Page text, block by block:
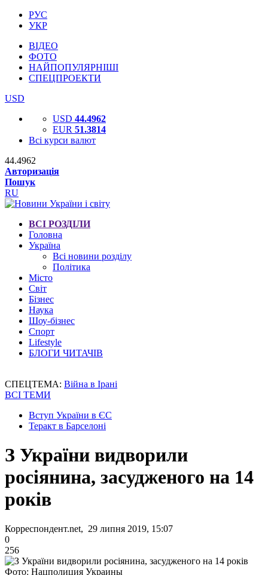
РУС
УКР
ВІДЕО
ФОТО
НАЙПОПУЛЯРНІШІ
СПЕЦПРОЕКТИ
USD
USD 44.4962
EUR 51.3814
Всі курси валют
44.4962
Авторизація
Пошук
RU
ВСІ РОЗДІЛИ
Головна
Україна
Всі новини розділу
Політика
Місто
Світ
Бізнес
Наука
Шоу-бізнес
Спорт
Lifestyle
БЛОГИ ЧИТАЧІВ
СПЕЦТЕМА: Війна в Ірані
ВСІ ТЕМИ
Вступ України в ЄС
Теракт в Барселоні
З України видворили
росіянина, засудженого на 14
років
Корреспондент.net, 29 липня 2019, 15:07
0
256
Фото: Нацполиция Украины